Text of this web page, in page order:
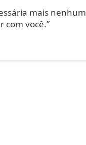
mais
com você.”